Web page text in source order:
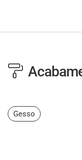
Gesso